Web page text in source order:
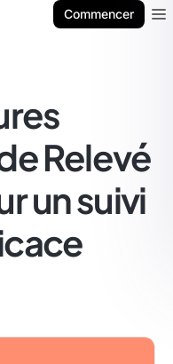
Commencer
Relevé
un suivi